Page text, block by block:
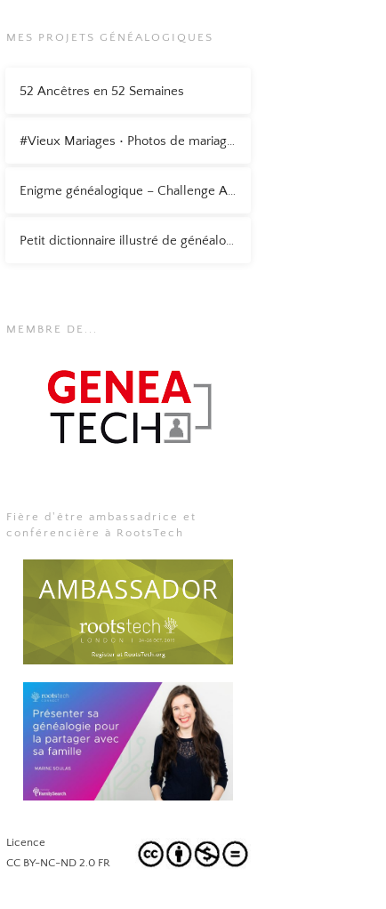
MES PROJETS GÉNÉALOGIQUES
52 Ancêtres en 52 Semaines
#Vieux Mariages • Photos de mariage anciennes
Enigme généalogique – Challenge AZ 2015
Petit dictionnaire illustré de généalogie
MEMBRE DE...
Fière d'être ambassadrice et
conférencière à RootsTech
Licence
CC BY-NC-ND 2.0 FR